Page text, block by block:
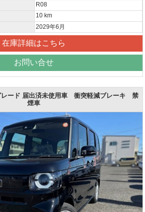
R08
10 km
2029年6月
在庫詳細はこちら
お問い合せ
レード 届出済未使用車 衝突軽減ブレーキ 禁
煙車